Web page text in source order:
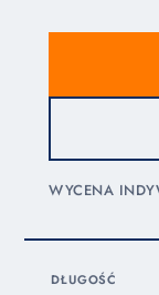
WYCENA
DŁUGOŚĆ